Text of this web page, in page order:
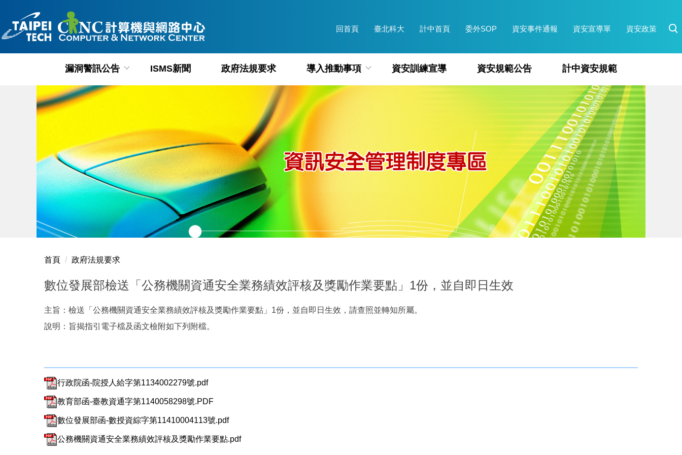
到
主
回首頁 臺北科大 計中首頁 委外SOP 資安事件通報 資安宣導單 資安政策
漏洞警訊公告 ISMS新聞 政府法規要求 導入推動事項 資安訓練宣導 資安規範公告 計中資安規範
首頁 政府法規要求
數位發展部檢送「公務機關資通安全業務績效評核及獎勵作業要點」1份，並自即日生效
主旨：檢送「公務機關資通安全業務績效評核及獎勵作業要點」1份，並自即日生效，請查照並轉知所屬。
說明：旨揭指引電子檔及函文檢附如下列附檔。
行政院函-院授人給字第1134002279號.pdf
教育部函-臺教資通字第1140058298號.PDF
數位發展部函-數授資綜字第11410004113號.pdf
公務機關資通安全業務績效評核及獎勵作業要點.pdf